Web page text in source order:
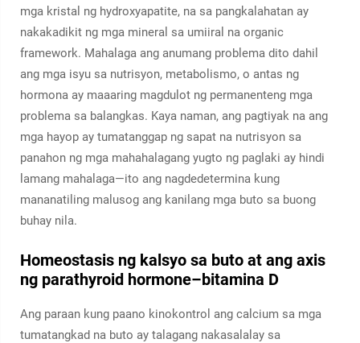
mga kristal ng hydroxyapatite, na sa pangkalahatan ay
nakakadikit ng mga mineral sa umiiral na organic
framework. Mahalaga ang anumang problema dito dahil
ang mga isyu sa nutrisyon, metabolismo, o antas ng
hormona ay maaaring magdulot ng permanenteng mga
problema sa balangkas. Kaya naman, ang pagtiyak na ang
mga hayop ay tumatanggap ng sapat na nutrisyon sa
panahon ng mga mahahalagang yugto ng paglaki ay hindi
lamang mahalaga—ito ang nagdedetermina kung
mananatiling malusog ang kanilang mga buto sa buong
buhay nila.
Homeostasis ng kalsyo sa buto at ang axis
ng parathyroid hormone–bitamina D
Ang paraan kung paano kinokontrol ang calcium sa mga
tumatangkad na buto ay talagang nakasalalay sa